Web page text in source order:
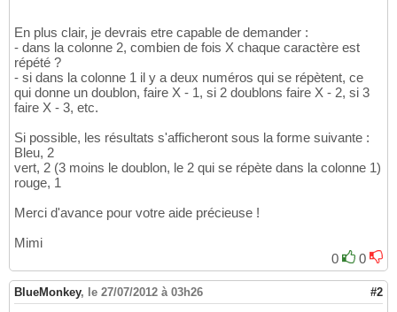
En plus clair, je devrais etre capable de demander :
- dans la colonne 2, combien de fois X chaque caractère est
répété ?
- si dans la colonne 1 il y a deux numéros qui se répètent, ce
qui donne un doublon, faire X - 1, si 2 doublons faire X - 2, si 3
faire X - 3, etc.
Si possible, les résultats s'afficheront sous la forme suivante :
Bleu, 2
vert, 2 (3 moins le doublon, le 2 qui se répète dans la colonne 1)
rouge, 1
Merci d'avance pour votre aide précieuse !
Mimi
0
0
BlueMonkey, le 27/07/2012 à 03h26 #2